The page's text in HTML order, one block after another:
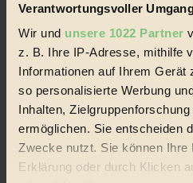
Verantwortungsvoller
Wir und unsere 1022 Partner
z. B. Ihre IP-Adresse, mithilfe
Informationen auf Ihrem Gerät
so personalisierte Werbung
Inhalten,
ermöglichen. Sie entscheiden
Zwecke nutzt. Sie können
Erklärung oder durch Klicken